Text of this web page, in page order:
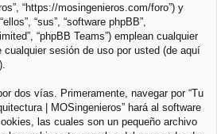
“https://mosingenieros.com/foro”) y
“sus”, “software phpBB”,
“phpBB Teams”) emplean cualquier
cualquier sesión de uso por usted (de aquí
dos vías. Primeramente, navegar por “Tu
| MOSingenieros” hará al software
las cuales son un pequeño archivo